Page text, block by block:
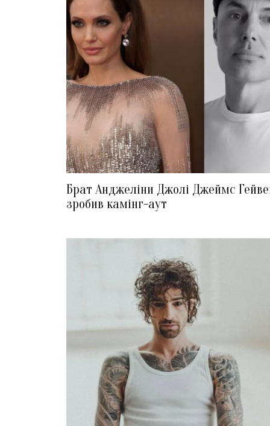
Брат Анджеліни Джолі Джеймс
зробив камінг-аут